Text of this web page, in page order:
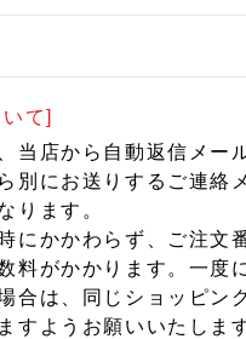
て]
当店から自動返信メー
別にお送りするご連絡
ります。
にかかわらず、ご注文
料がかかります。一度
合は、同じショッピン
すようお願いいたしま